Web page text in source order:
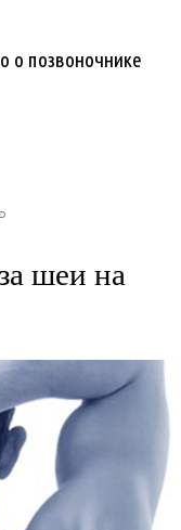
о позвоночнике
шеи на